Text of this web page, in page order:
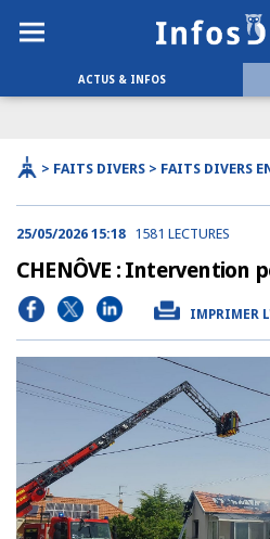
ACTUS & INFOS
> FAITS DIVERS > FAITS DIVERS
25/05/2026 15:18 1581 LECTURES
CHENÔVE : Intervention
IMPRIMER